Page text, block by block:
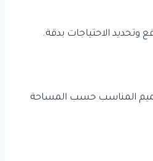
وتحديد الاحتياجات بدقة.
المناسب حسب المساحة